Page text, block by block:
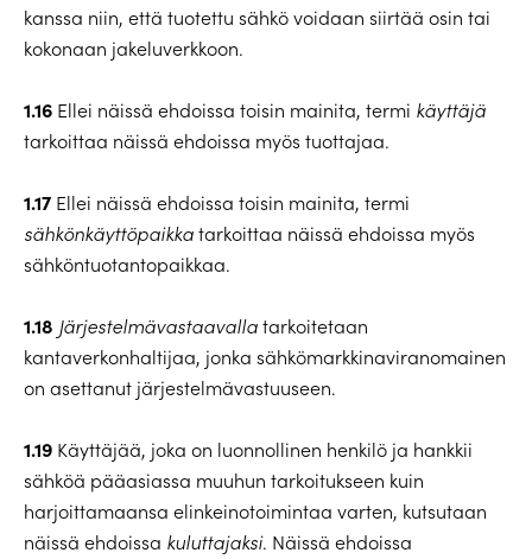
kanssa niin, että tuotettu sähkö voidaan siirtää osin tai
kokonaan jakeluverkkoon.
1.16 Ellei näissä ehdoissa toisin mainita, termi käyttäjä
tarkoittaa näissä ehdoissa myös tuottajaa.
1.17 Ellei näissä ehdoissa toisin mainita, termi
sähkönkäyttöpaikkatarkoittaa näissä ehdoissa myös
sähköntuotantopaikkaa.
1.18 Järjestelmävastaavallatarkoitetaan
kantaverkonhaltijaa, jonka sähkömarkkinaviranomainen
on asettanut järjestelmävastuuseen.
1.19 Käyttäjää, joka on luonnollinen henkilö ja hankkii
sähköä pääasiassa muuhun tarkoitukseen kuin
harjoittamaansa elinkeinotoimintaa varten, kutsutaan
näissä ehdoissa kuluttajaksi. Näissä ehdoissa